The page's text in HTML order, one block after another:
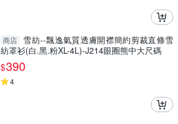
商店
雪紡--飄逸氣質透膚開襟簡約剪裁直條雪
紡罩衫(白.黑.粉XL-4L)-J214眼圈熊中大尺碼
$390
4